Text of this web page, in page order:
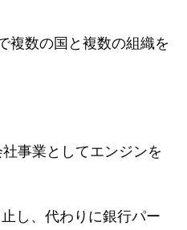
複数の国と複数の組織を
事業としてエンジンを
し、代わりに銀行パー